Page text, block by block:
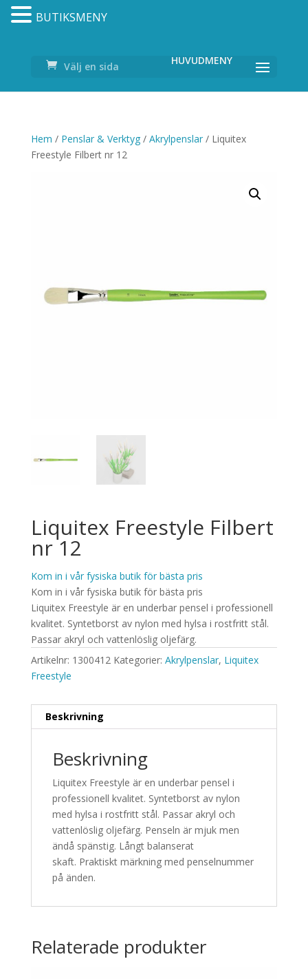
Välj en sida
Hem / Penslar & Verktyg/ Akrylpenslar/ Liquitex
Freestyle Filbert nr 12
Liquitex Freestyle Filbert
nr 12
Kom in i vår fysiska butik för bästa pris
Kom in i vår fysiska butik för bästa pris
Liquitex Freestyle är en underbar pensel i professionell
kvalitet. Syntetborst av nylon med hylsa i rostfritt stål.
Passar akryl och vattenlöslig oljefärg.
Artikelnr: 1300412 Kategorier: Akrylpenslar, Liquitex
Freestyle
Beskrivning
Beskrivning
Liquitex Freestyle är en underbar pensel i
professionell kvalitet. Syntetborst av nylon
med hylsa i rostfritt stål. Passar akryl och
vattenlöslig oljefärg. Penseln är mjuk men
ändå spänstig. Långt balanserat
skaft. Praktiskt märkning med penselnummer
på änden.
Relaterade produkter
BUTIKSMENY